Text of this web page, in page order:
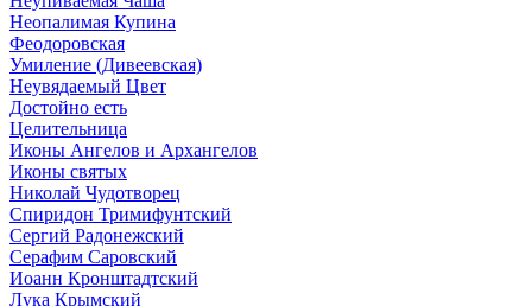
Неопалимая Купина
Феодоровская
Умиление (Дивеевская)
Неувядаемый Цвет
Достойно есть
Целительница
Иконы Ангелов и Архангелов
Иконы святых
Николай Чудотворец
Спиридон Тримифунтский
Сергий Радонежский
Серафим Саровский
Иоанн Кронштадтский
Лука Крымский